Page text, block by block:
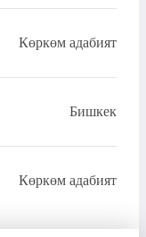
Көркөм адабият
Бишкек
Көркөм адабият